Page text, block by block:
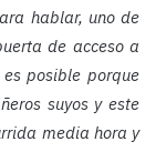
hablar, uno de
de acceso a
posible porque
suyos y este
media hora y